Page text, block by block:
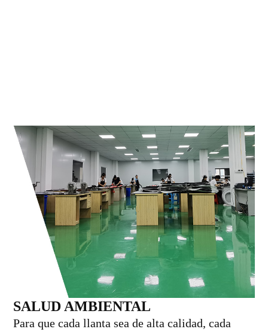
SALUD AMBIENTAL
Para que cada llanta sea de alta calidad, cada